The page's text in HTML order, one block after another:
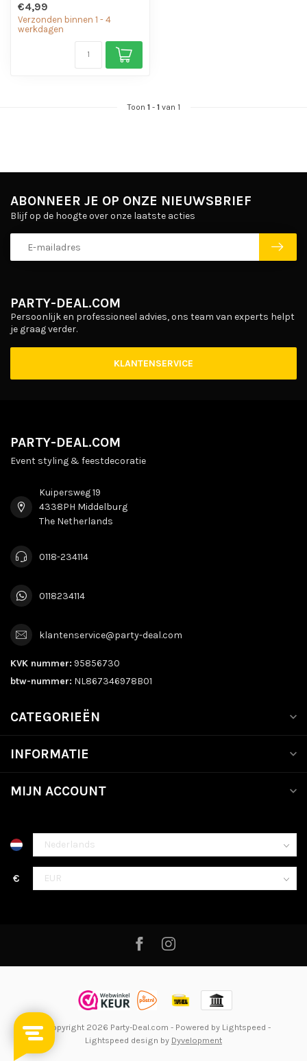
€4,99
Verzonden binnen 1 - 4
werkdagen
Toon 1- 1van 1
PARTY-DEAL.COM
Persoonlijk en professioneel advies, ons team van experts helpt
je graag verder.
KLANTENSERVICE
ABONNEER JE OP ONZE NIEUWSBRIEF
Blijf op de hoogte over onze laatste acties
PARTY-DEAL.COM
Event styling & feestdecoratie
Kuipersweg 19
4338PH Middelburg
The Netherlands
0118-234114
0118234114
klantenservice@party-deal.com
KVK nummer: 95856730
btw-nummer: NL867346978B01
CATEGORIEËN
INFORMATIE
MIJN ACCOUNT
€
© Copyright 2026 Party-Deal.com - Powered by Lightspeed -
Lightspeed design by Dyvelopment